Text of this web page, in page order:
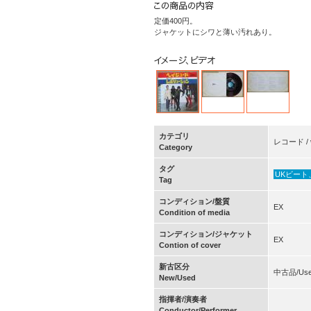
定価400円。
ジャケットにシワと薄い汚れあり。
カテゴリ
Category
レコード /
タグ
Tag
UKビート
コンディション/盤質
Condition of media
EX
コンディション/ジャケット
Contion of cover
EX
新古区分
New/Used
中古品/
指揮者/演奏者